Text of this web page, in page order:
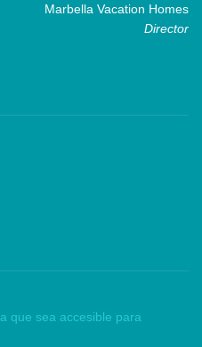
Marbella Vacation Homes
Director
que sea accesible para